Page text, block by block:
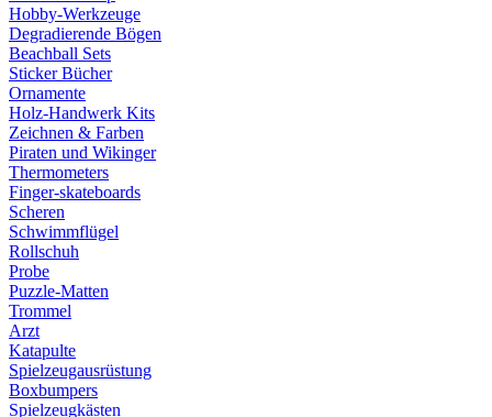
Hobby-Werkzeuge
Degradierende Bögen
Beachball Sets
Sticker Bücher
Ornamente
Holz-Handwerk Kits
Zeichnen & Farben
Piraten und Wikinger
Thermometers
Finger-skateboards
Scheren
Schwimmflügel
Rollschuh
Probe
Puzzle-Matten
Trommel
Arzt
Katapulte
Spielzeugausrüstung
Boxbumpers
Spielzeugkästen